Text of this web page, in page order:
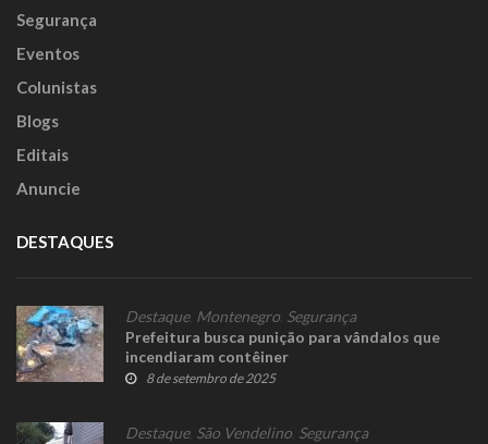
Segurança
Eventos
Colunistas
Blogs
Editais
Anuncie
DESTAQUES
Destaque, Montenegro Segurança
Prefeitura busca punição para vândalos que
incendiaram contêiner
8 de setembro de 2025
Destaque, São Vendelino Segurança